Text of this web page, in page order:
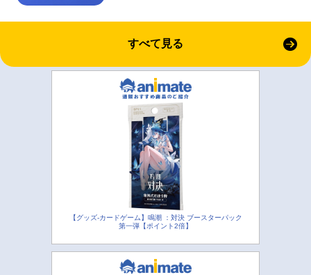
すべて見る
【グッズ-カードゲーム】鳴潮 ：対決 ブースターパック
第一弾【ポイント2倍】